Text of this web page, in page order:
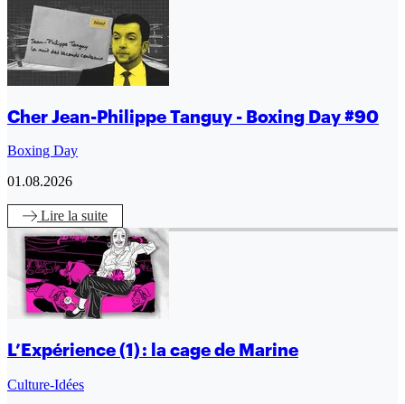
Cher Jean-Philippe Tanguy - Boxing Day #90
Boxing Day
01.08.2026
Lire la suite
L’Expérience (1) : la cage de Marine
Culture-Idées